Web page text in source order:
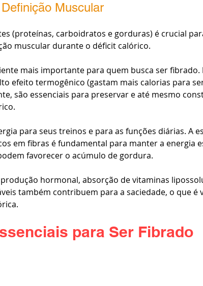
Muscular
(proteínas, carboidratos e gorduras) é crucial
muscular durante o déficit calórico.
mais importante para quem busca ser fibrado.
efeito termogênico (gastam mais calorias para
são essenciais para preservar e até mesmo
para seus treinos e para as funções diárias. A
em fibras é fundamental para manter a energia
favorecer o acúmulo de gordura.
produção hormonal, absorção de vitaminas
também contribuem para a saciedade, o que é
para Ser Fibrado